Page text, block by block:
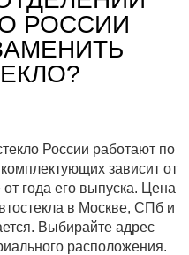
РОССИИ
России работают по
зависит от
года его выпуска. Цена
в Москве, СПб и
Выбирайте адрес
расположения.